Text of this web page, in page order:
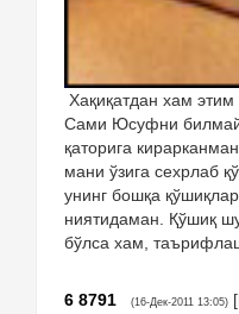
Хақиқатдан хам
Сами Юсуфни
қаторига
мани ўзига сехрлаб
унинг бошқа
ниятидаман. Қўшиқ
бўлса хам,
6 8791 (16-Дек-2011 13:05) [